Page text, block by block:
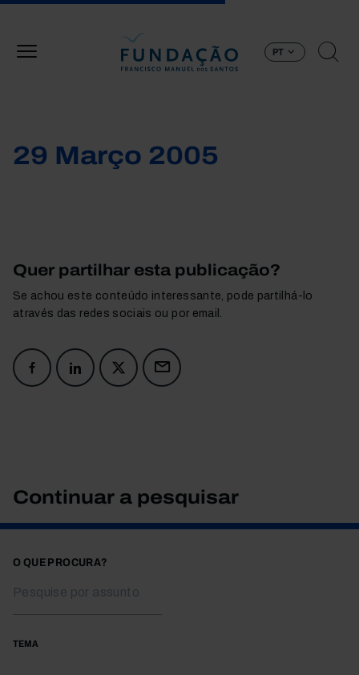
PT
29 Março 2005
Quer partilhar esta publicação?
Se achou este conteúdo interessante, pode partilhá-lo
através das redes sociais ou por email.
Continuar a pesquisar
O QUE PROCURA?
TEMA